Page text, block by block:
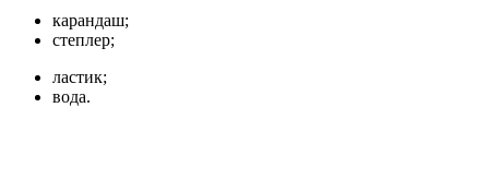
карандаш;
степлер;
ластик;
вода.